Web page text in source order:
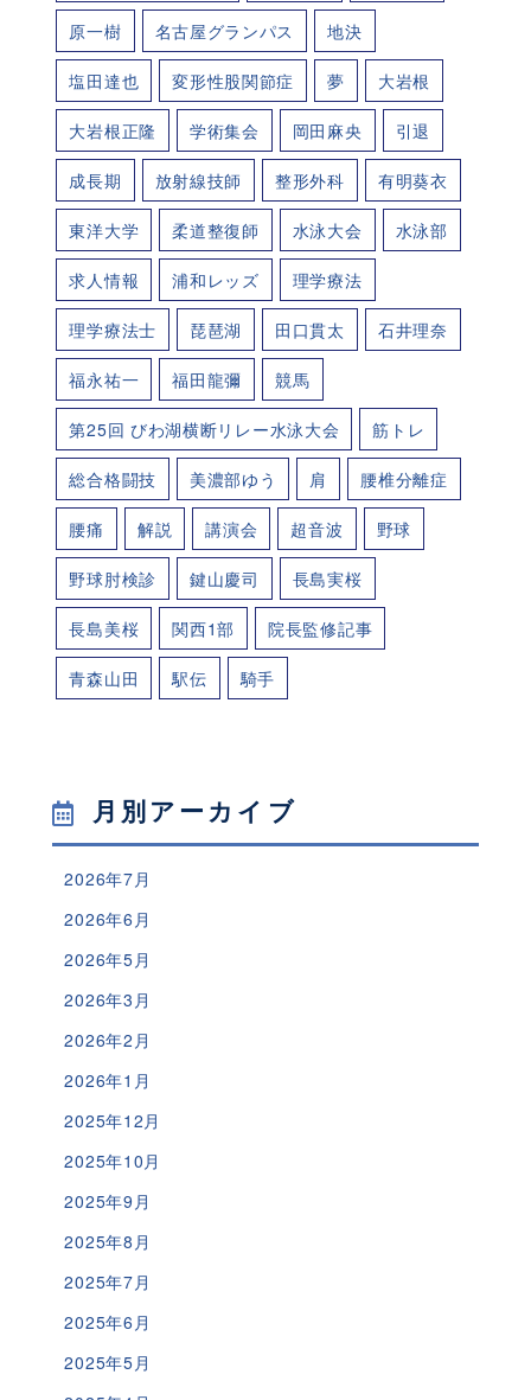
原一樹 名古屋グランパス 地決
塩田達也 変形性股関節症 夢 大岩根
大岩根正隆 学術集会 岡田麻央 引退
成長期 放射線技師 整形外科 有明葵衣
東洋大学 柔道整復師 水泳大会 水泳部
求人情報 浦和レッズ 理学療法
理学療法士 琵琶湖 田口貫太 石井理奈
福永祐一 福田龍彌 競馬
第25回 びわ湖横断リレー水泳大会 筋トレ
総合格闘技 美濃部ゆう 肩 腰椎分離症
腰痛 解説 講演会 超音波 野球
野球肘検診 鍵山慶司 長島実桜
長島美桜 関西1部 院長監修記事
青森山田 駅伝 騎手
月別アーカイブ
2026年7月
2026年6月
2026年5月
2026年3月
2026年2月
2026年1月
2025年12月
2025年10月
2025年9月
2025年8月
2025年7月
2025年6月
2025年5月